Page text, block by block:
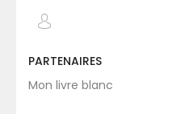
PARTENAIRES
Mon livre blanc